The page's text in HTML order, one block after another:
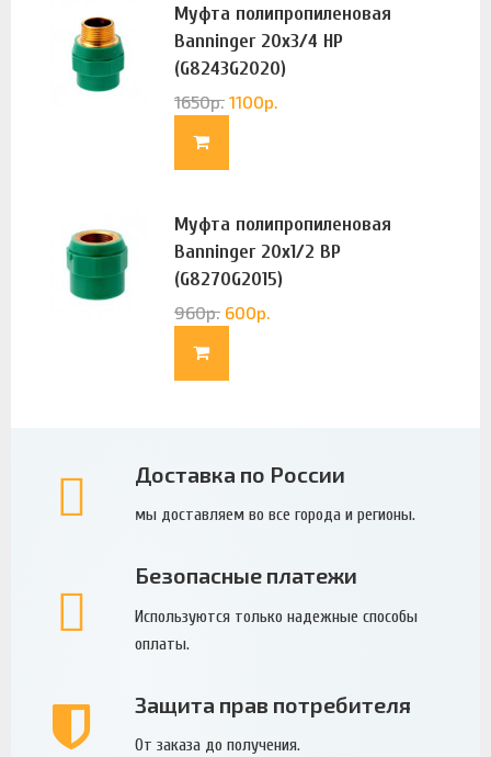
Муфта полипропиленовая
Banninger 20х3/4 НР
(G8243G2020)
1650р. 1100р.
Муфта полипропиленовая
Banninger 20х1/2 ВР
(G8270G2015)
960р. 600р.
Доставка по России
мы доставляем во все города и регионы.
Безопасные платежи
Используются только надежные способы
оплаты.
Защита прав потребителя
От заказа до получения.